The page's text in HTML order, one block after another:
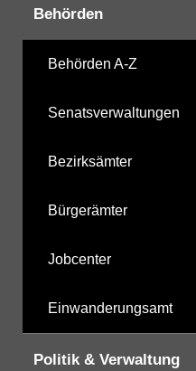
Behörden
Behörden A-Z
Senatsverwaltungen
Bezirksämter
Bürgerämter
Jobcenter
Einwanderungsamt
Politik & Verwaltung